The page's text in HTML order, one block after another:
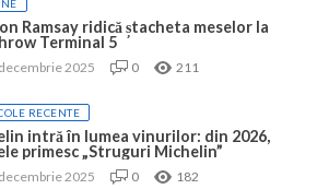
Ramsay ridică ștacheta meselor la
Terminal 5
2025 0 211
RECENTE
intră în lumea vinurilor: din 2026,
primesc „Struguri Michelin”
2025 0 182